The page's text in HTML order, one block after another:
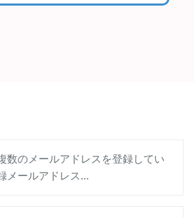
数のメールアドレスを登録してい
メールアドレス...